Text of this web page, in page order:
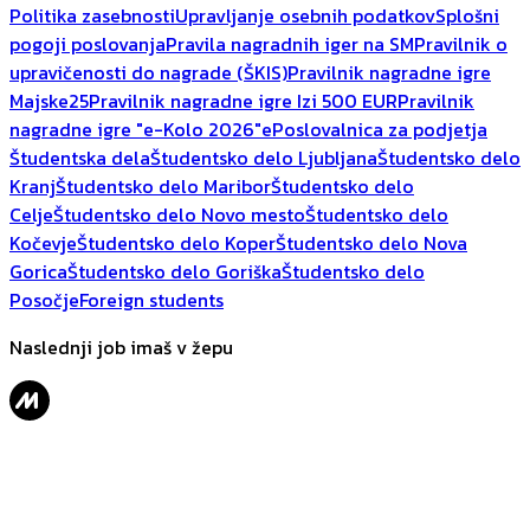
Politika zasebnostiUpravljanje osebnih podatkovSplošni
pogoji poslovanjaPravila nagradnih iger na SMPravilnik o
upravičenosti do nagrade (ŠKIS)Pravilnik nagradne igre
Majske25Pravilnik nagradne igre Izi 500 EURPravilnik
nagradne igre "e-Kolo 2026"ePoslovalnica za podjetja
Študentska delaŠtudentsko delo LjubljanaŠtudentsko delo
KranjŠtudentsko delo MariborŠtudentsko delo
CeljeŠtudentsko delo Novo mestoŠtudentsko delo
KočevjeŠtudentsko delo KoperŠtudentsko delo Nova
GoricaŠtudentsko delo GoriškaŠtudentsko delo
PosočjeForeign students
Naslednji job imaš v žepu